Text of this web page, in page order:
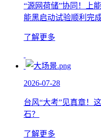
“源网荷储”协同！上
能黑启动试验顺利完
了解更多
2026-07-28
台风“大考”见真章！
石？
了解更多